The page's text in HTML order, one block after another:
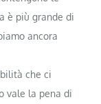
è più grande di
ancora
che ci
vale la pena di